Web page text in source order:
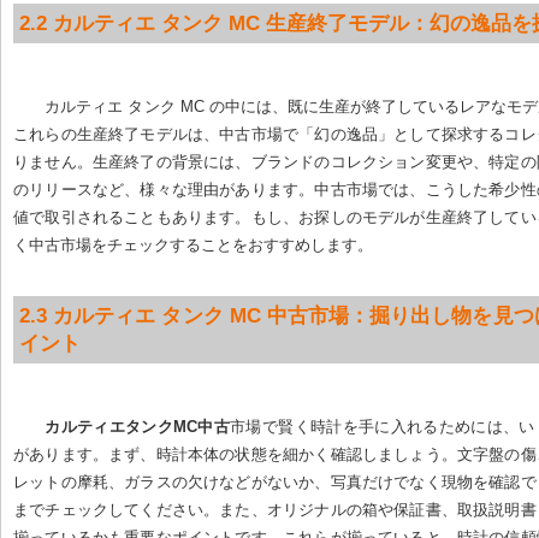
2.2 カルティエ タンク MC 生産終了モデル：幻の逸品を
カルティエ タンク MC の中には、既に生産が終了しているレアなモ
これらの生産終了モデルは、中古市場で「幻の逸品」として探求するコ
りません。生産終了の背景には、ブランドのコレクション変更や、特定
のリリースなど、様々な理由があります。中古市場では、こうした希少
値で取引されることもあります。もし、お探しのモデルが生産終了して
く中古市場をチェックすることをおすすめします。
2.3 カルティエ タンク MC 中古市場：掘り出し物を見
イント
カルティエタンクMC中古市場で賢く時計を手に入れるためには、
があります。まず、時計本体の状態を細かく確認しましょう。文字盤の
レットの摩耗、ガラスの欠けなどがないか、写真だけでなく現物を確認
までチェックしてください。また、オリジナルの箱や保証書、取扱説明